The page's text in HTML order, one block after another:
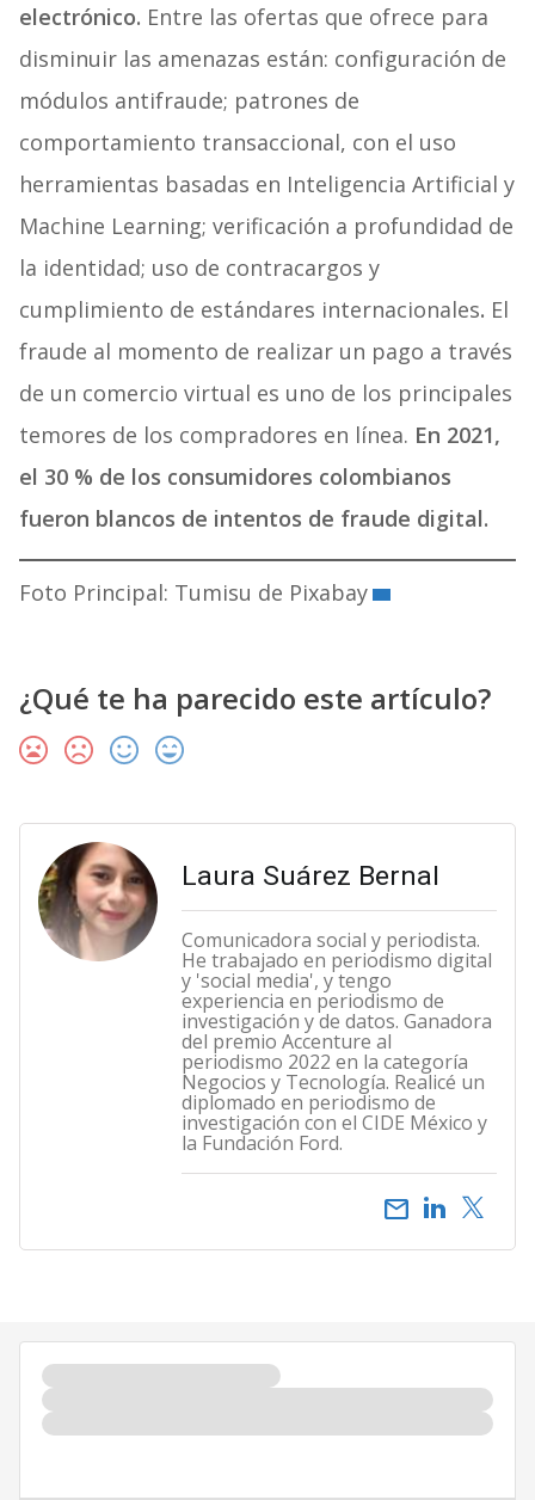
electrónico. Entre las ofertas que ofrece para
disminuir las amenazas están: configuración de
módulos antifraude; patrones de
comportamiento transaccional, con el uso
herramientas basadas en Inteligencia Artificial y
Machine Learning; verificación a profundidad de
la identidad; uso de contracargos y
cumplimiento de estándares internacionales. El
fraude al momento de realizar un pago a través
de un comercio virtual es uno de los principales
temores de los compradores en línea. En 2021,
el 30 % de los consumidores colombianos
fueron blancos de intentos de fraude digital.
Foto Principal: Tumisu de Pixabay
¿Qué te ha parecido este artículo?
Laura Suárez Bernal
Comunicadora social y periodista.
He trabajado en periodismo digital
y 'social media', y tengo
experiencia en periodismo de
investigación y de datos. Ganadora
del premio Accenture al
periodismo 2022 en la categoría
Negocios y Tecnología. Realicé un
diplomado en periodismo de
investigación con el CIDE México y
la Fundación Ford.
email